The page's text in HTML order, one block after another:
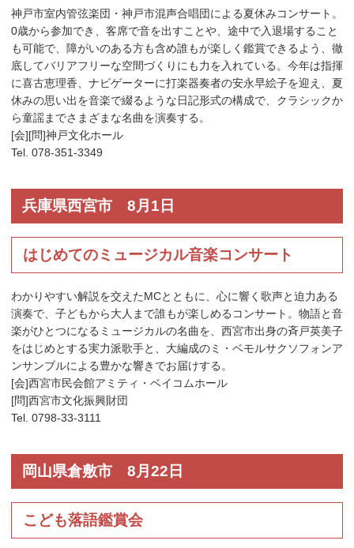
神戸市室内管弦楽団・神戸市混声合唱団による夏休みコンサート。
0歳から参加でき、客席で音を出すことや、途中で入退場すること
も可能で、障がいのある方も含め誰もが楽しく鑑賞できるよう、徹
底してバリアフリーな空間づくりにも力を入れている。今年は指揮
に喜古恵理香、ナビゲーターに打楽器奏者の安永早絵子を迎え、夏
休みの思い出を音楽で綴るような日記形式の構成で、クラシックか
ら童謡までさまざまな名曲を演奏する。
[会][問]神戸文化ホール
Tel. 078-351-3349
兵庫県西宮市 8月1日
はじめてのミュージカル音楽コンサート
わかりやすい解説を交えたMCとともに、心に響く歌声と迫力ある
演奏で、子どもから大人まで誰もが楽しめるコンサート。物語と音
楽がひとつになるミュージカルの名曲を、西宮市出身の斉戸英美子
をはじめとする実力派歌手と、大編成のミ・ベモルサクソフォンア
ンサンブルによる豊かな響きでお届けする。
[会]西宮市民会館アミティ・ベイコムホール
[問]西宮市文化振興財団
Tel. 0798-33-3111
岡山県倉敷市 8月22日
こども落語鑑賞会